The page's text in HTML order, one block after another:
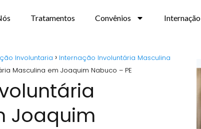
Tratamentos Convênios Internação
Involuntaria
Internação Involuntária Masculina
Masculina em Joaquim Nabuco – PE
Joaquim